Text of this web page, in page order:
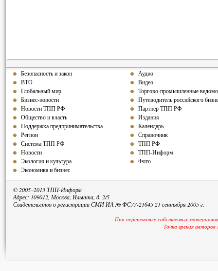
Безопасность и закон
ВТО
Глобальный мир
Бизнес-новости
Новости ТПП РФ
Общество и власть
Поддержка предпринимательства
Регион
Система ТПП РФ
Новости
Экология и культура
Экономика и бизнес
Аудио
Видео
Торгово-промышленные
Путеводитель российского
Партнер ТПП РФ
Издания
Календарь
Справочник
ТПП РФ
ТПП-Информ
Фото
© 2005–2013 ТПП-Информ
Адрес: 109012, Москва, Ильинка, д. 2/5
Свидетельство о регистрации СМИ ИА № ФС77-21645 21 сентября 2005 г.
При перепечатке собственных
Точка зрения